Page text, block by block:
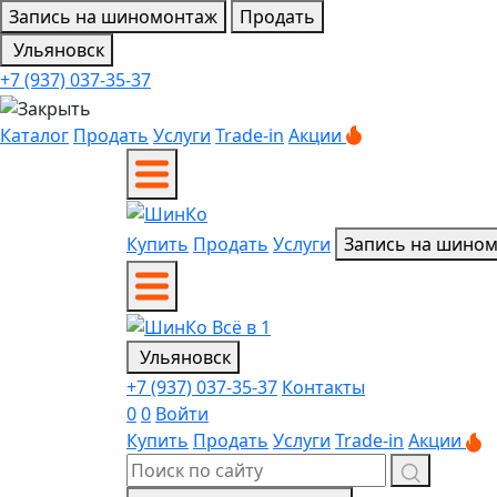
Запись на шиномонтаж
Продать
Ульяновск
+7 (937) 037-35-37
Каталог Продать Услуги Trade-in Акции
Купить Продать Услуги Запись на
Ульяновск
+7 (937) 037-35-37 Контакты
00 Войти
Купить Продать Услуги Trade-in Акции